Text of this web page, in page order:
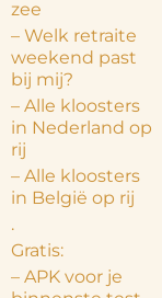
zee
– Welk retraite
weekend past
bij mij?
– Alle kloosters
in Nederland op
rij
– Alle kloosters
in België op rij
.
Gratis:
– APK voor je